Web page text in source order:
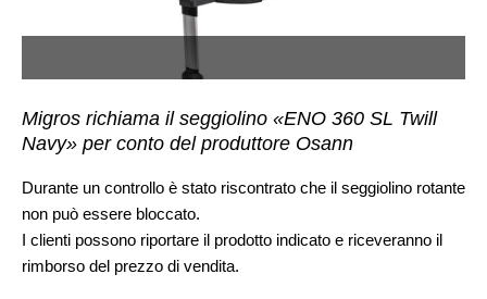
Migros richiama il seggiolino «ENO 360 SL Twill
Navy» per conto del produttore Osann
Durante un controllo è stato riscontrato che il seggiolino rotante
non può essere bloccato.
I clienti possono riportare il prodotto indicato e riceveranno il
rimborso del prezzo di vendita.